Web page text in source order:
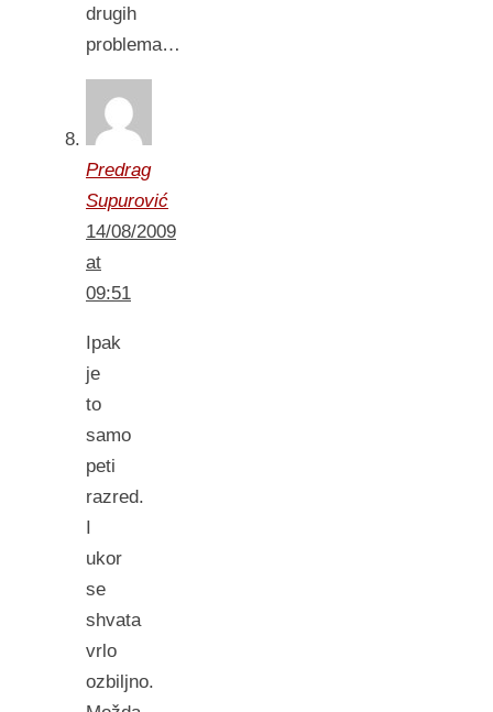
drugih
problema…
Predrag
Supurović
14/08/2009
at
09:51
Ipak
je
to
samo
peti
razred.
I
ukor
se
shvata
vrlo
ozbiljno.